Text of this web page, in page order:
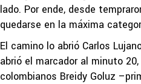
lado. Por ende, desde
quedarse en la máxima
El camino lo abrió Carlos
abrió el marcador al minuto
colombianos Breidy Goluz